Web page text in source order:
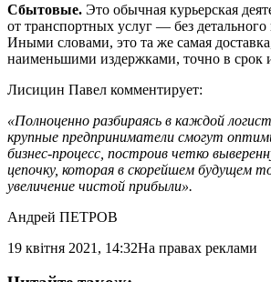
Сбытовые. Это обычная курьерская
от транспортных услуг — без
Иными словами, это та же самая
наименьшими издержками, точно в срок
Лисицин Павел комментирует:
«Полноценно разбираясь в каждой
крупные предприниматели смогут
бизнес-процесс, построив четко
цепочку, которая в скорейшем будущем
увеличение чистой прибыли».
Андрей ПЕТРОВ
19 квітня 2021, 14:32На правах реклами